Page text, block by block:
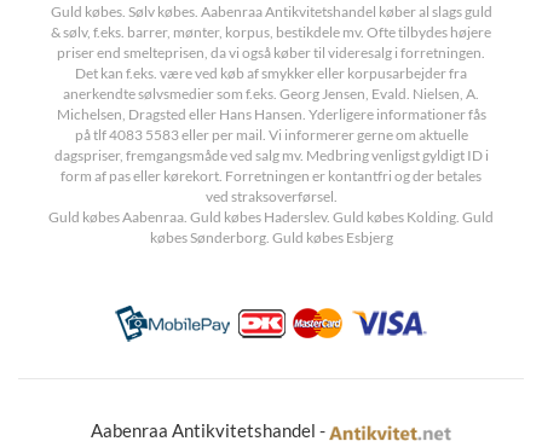
Guld købes. Sølv købes. Aabenraa Antikvitetshandel køber al slags guld
& sølv, f.eks. barrer, mønter, korpus, bestikdele mv. Ofte tilbydes højere
priser end smelteprisen, da vi også køber til videresalg i forretningen.
Det kan f.eks. være ved køb af smykker eller korpusarbejder fra
anerkendte sølvsmedier som f.eks. Georg Jensen, Evald. Nielsen, A.
Michelsen, Dragsted eller Hans Hansen. Yderligere informationer fås
på tlf 4083 5583 eller per mail. Vi informerer gerne om aktuelle
dagspriser, fremgangsmåde ved salg mv. Medbring venligst gyldigt ID i
form af pas eller kørekort. Forretningen er kontantfri og der betales
ved straksoverførsel.
Guld købes Aabenraa. Guld købes Haderslev. Guld købes Kolding. Guld
købes Sønderborg. Guld købes Esbjerg
Aabenraa Antikvitetshandel -